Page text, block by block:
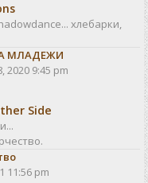
хлебарки,
МЛАДЕЖИ
2020 9:45 pm
Side
11:56 pm